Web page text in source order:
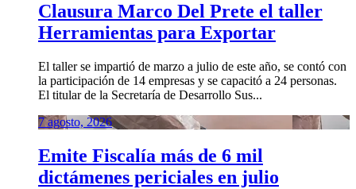
Clausura Marco Del Prete el taller
Herramientas para Exportar
El taller se impartió de marzo a julio de este año, se contó con
la participación de 14 empresas y se capacitó a 24 personas.
El titular de la Secretaría de Desarrollo Sus...
7 agosto, 2026
Emite Fiscalía más de 6 mil
dictámenes periciales en julio